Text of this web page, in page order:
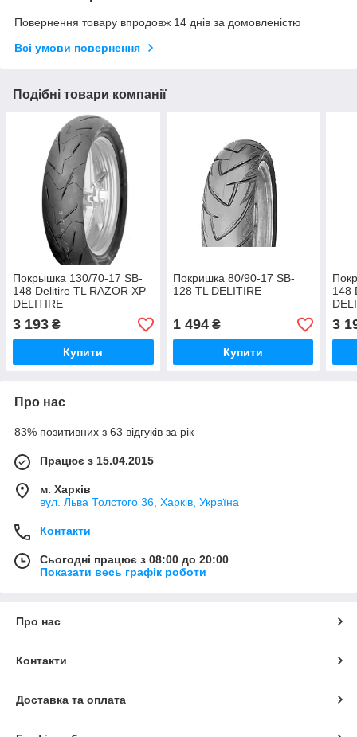
Повернення товару впродовж 14 днів за домовленістю
Всі умови повернення
Подібні товари компанії
Покрышка 130/70-17 SB-
148 Delitire TL RAZOR XP
DELITIRE
3 193 ₴
Купити
Покришка 80/90-17 SB-
128 TL DELITIRE
1 494₴
Купити
148
3
Про нас
83% позитивних з 63 відгуків за рік
Працює з 15.04.2015
м. Харків
вул. Льва Толстого 36, Харків, Україна
Контакти
Сьогодні працює з 08:00 до 20:00
Показати весь графік роботи
Про нас
Контакти
Доставка та оплата